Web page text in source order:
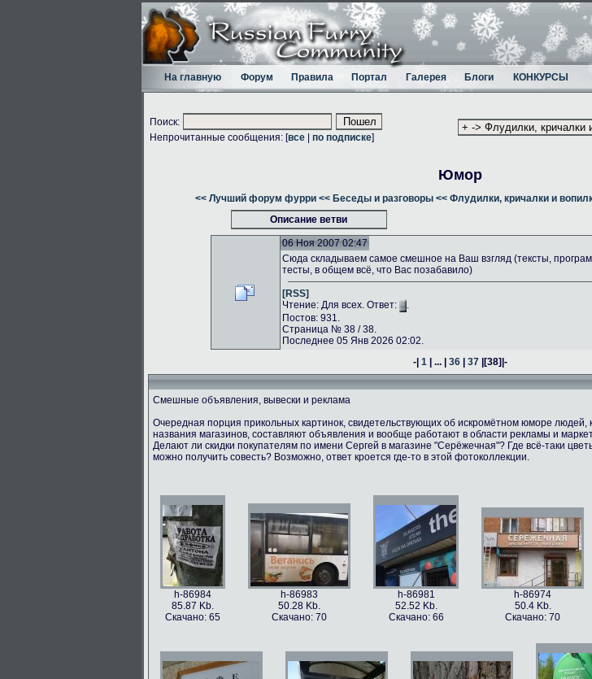
На главную Форум Правила Портал Галерея Блоги КОНКУРСЫ
Поиск:
Непрочитанные сообщения: [все по подписке]
Юмор
<< Лучший форум фурри << Беседы и разговоры << Флудилки, кричалки и
Описание ветви
06 Ноя 2007 02:47
Сюда складываем самое смешное на Ваш взгляд (тексты,
тесты, в общем всё, что Вас позабавило)
[RSS]
Чтение: Для всех. Ответ:
.
Постов: 931.
Страница № 38 / 38.
Последнее 05 Янв 2026 02:02.
-| 1 | ... | 36 | 37 |[38]|-
Смешные объявления, вывески и реклама
Очередная порция прикольных картинок, свидетельствующих об искромётном юморе
названия магазинов, составляют объявления и вообще работают в области рекламы и
Делают ли скидки покупателям по имени Сергей в магазине "Серёжечная"? Где всё-таки
можно получить совесть? Возможно, ответ кроется где-то в этой фотоколлекции.
h-86984
85.87 Kb.
Скачано: 65
h-86983
50.28 Kb.
Скачано: 70
h-86981
52.52 Kb.
Скачано: 66
h-86974
50.4 Kb.
Скачано: 70